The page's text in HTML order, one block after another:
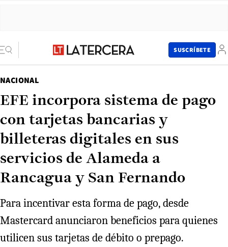
SUSCRÍBETE
NACIONAL
EFE incorpora sistema de pago
con tarjetas bancarias y
billeteras digitales en sus
servicios de Alameda a
Rancagua y San Fernando
Para incentivar esta forma de pago, desde
Mastercard anunciaron beneficios para quienes
utilicen sus tarjetas de débito o prepago.